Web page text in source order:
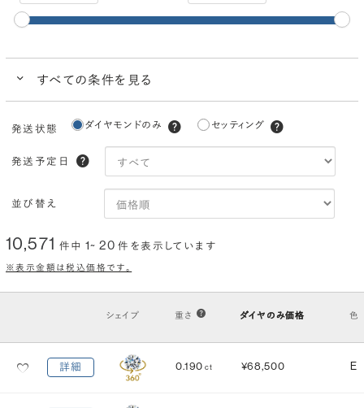
すべての条件を見る
I
VS2 VS1 VVS2 VVS1 IF FL
カット(輝き)
Excellent 3EX H&C EX
発送状態 ダイヤモンドのみ セッティング
発送予定日
並び替え
10,571 件中1~ 20件を表示しています
※表示金額は税込価格です。
シェイプ 重さ ダイヤのみ価格 色
詳細 0.190 ct ¥68,500 E